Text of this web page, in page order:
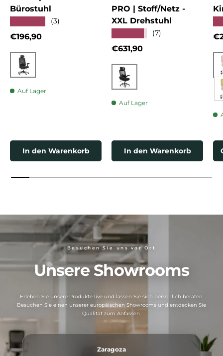
Bürostuhl
(3)
Normaler Preis
€196,90
Schwarz
Auf Lager
In den Warenkorb
PRO | Stoff/Netz -
XXL Drehstuhl
(7)
Normaler Preis
€631,90
Schwarz
Auf Lager
In den Warenkorb
Besuchen Sie uns vor Ort
Unsere Showrooms
Erleben Sie unsere Produkte live und lassen Sie sich persönlich beraten.
Besuchen Sie einen unserer europäischen Showrooms und entdecken Sie
Qualität zum Anfassen.
Zaragoza